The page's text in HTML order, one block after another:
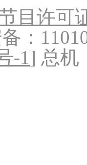
目许可
：
-1] 总机